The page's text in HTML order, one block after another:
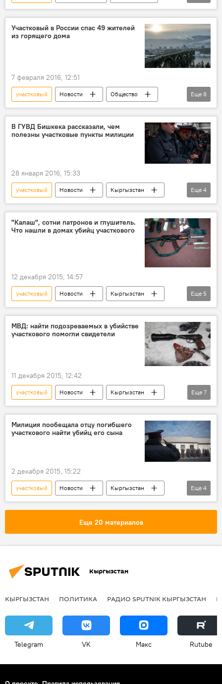
видео
Кыргызстан
Мультимедиа
Бишкек
Восток-5
аренда
девочка
квартира
Участковый в России спас 49 жителей
из горящего дома
7 февраля 2016, 12:51
участковый Новости
Общество
Происшествия
В мире
Красноярск
Максим Якименко
дом
спасение
жильцы
Еще 8
В ГУВД Бишкека рассказали, чем
полезны участковые пункты милиции
28 января 2016, 15:33
участковый Новости
Кыргызстан
Общество
Бишкек
ГУВД
милиция
Еще 4
"Калаш", сотни патронов и глушитель.
Что нашли в домах убийц участкового
12 декабря 2015, 14:57
участковый Новости
Кыргызстан
Происшествия
Убийство участкового в Бишкеке
Боевики
оружие
обыск
Еще 5
МВД: найти подозреваемых в убийстве
участкового помогли свидетели
11 декабря 2015, 12:42
участковый Новости
Кыргызстан
Общество
Убийство участкового в Бишкеке
МВД
Боевики
убийство
спецоперация
свидетели
Еще 7
Милиция пообещала отцу погибшего
участкового найти убийц его сына
2 декабря 2015, 15:22
участковый Новости
Кыргызстан
Общество
Убийство участкового в Бишкеке
Еще 4
Еще 20 материалов
Кыргызстан
КЫРГЫЗСТАН ПОЛИТИКА РАДИО SPUTNIK КЫРГЫЗСТАН
Telegram VK Макс Rutube